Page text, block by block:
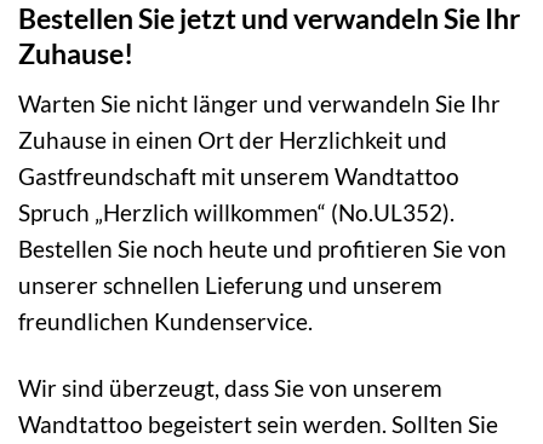
Bestellen Sie jetzt und verwandeln Sie Ihr
Zuhause!
Warten Sie nicht länger und verwandeln Sie Ihr
Zuhause in einen Ort der Herzlichkeit und
Gastfreundschaft mit unserem Wandtattoo
Spruch „Herzlich willkommen“ (No.UL352).
Bestellen Sie noch heute und profitieren Sie von
unserer schnellen Lieferung und unserem
freundlichen Kundenservice.
Wir sind überzeugt, dass Sie von unserem
Wandtattoo begeistert sein werden. Sollten Sie